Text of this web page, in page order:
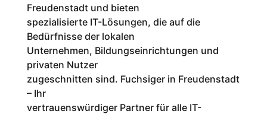
Freudenstadt und bieten
spezialisierte IT-Lösungen, die auf die
Bedürfnisse der lokalen
Unternehmen, Bildungseinrichtungen und
privaten Nutzer
zugeschnitten sind. Fuchsiger in Freudenstadt
– Ihr
vertrauenswürdiger Partner für alle IT-